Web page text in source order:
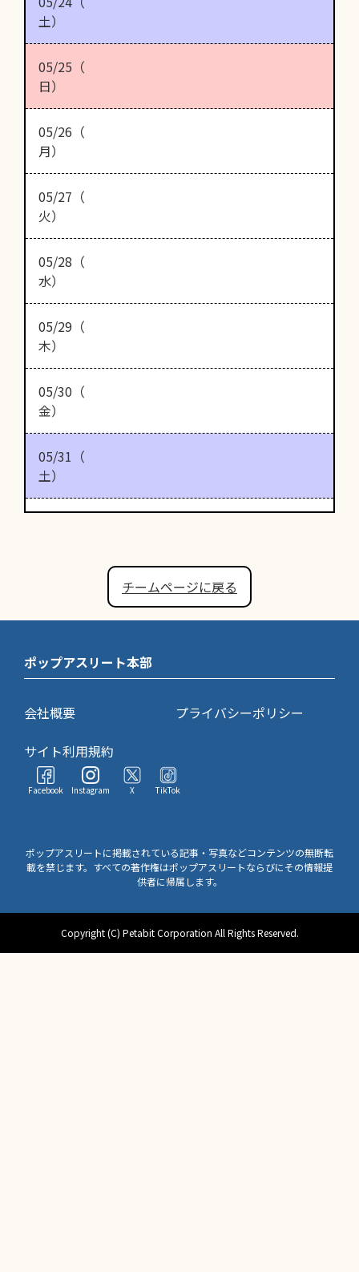
土）
05/25（
日）
05/26（
月）
05/27（
火）
05/28（
水）
05/29（
木）
05/30（
金）
05/31（
土）
チームページに戻る
ポップアスリート本部
会社概要
プライバシーポリシー
サイト利用規約
Facebook Instagram X TikTok
ポップアスリートに掲載されている記事・写真などコンテンツの無断転
載を禁じます。すべての著作権はポップアスリートならびにその情報提
供者に帰属します。
Copyright (C) Petabit Corporation All Rights Reserved.